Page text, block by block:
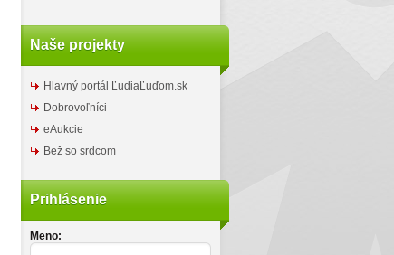
Naše projekty
Hlavný portál ĽudiaĽuďom.sk
Dobrovoľníci
eAukcie
Bež so srdcom
Prihlásenie
Meno: